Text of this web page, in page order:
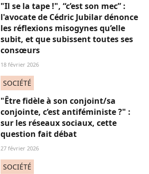
"Il se la tape !", “c’est son mec” :
l'avocate de Cédric Jubilar dénonce
les réflexions misogynes qu’elle
subit, et que subissent toutes ses
consœurs
18 février 2026
SOCIÉTÉ
"Être fidèle à son conjoint/sa
conjointe, c’est antiféministe ?" :
sur les réseaux sociaux, cette
question fait débat
27 février 2026
SOCIÉTÉ